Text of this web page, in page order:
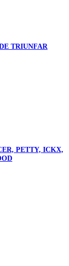
TRIUNFAR
PETTY, ICKX,